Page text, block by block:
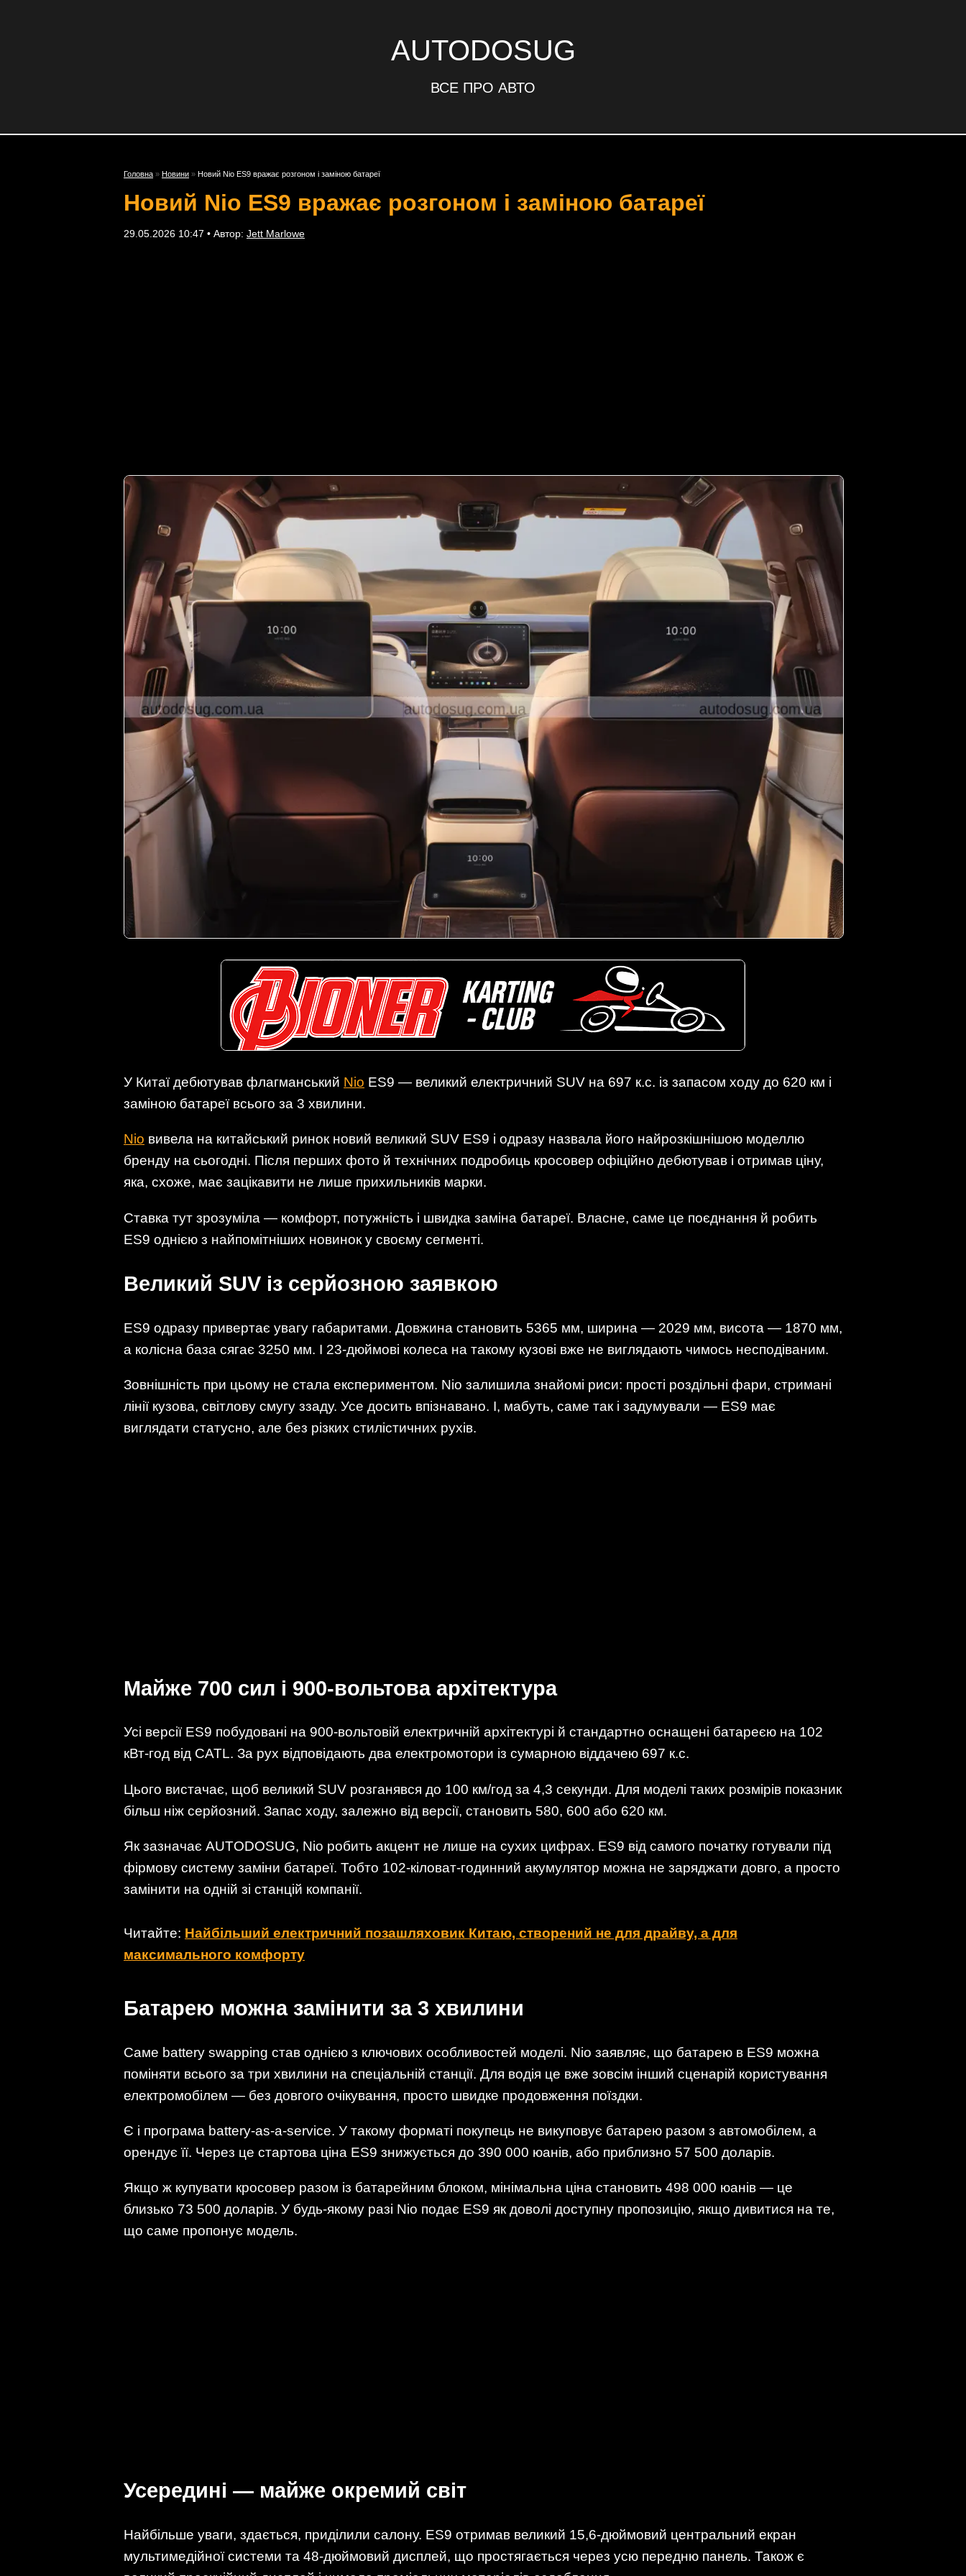
AUTODOSUG
ВСЕ ПРО АВТО
Головна » Новини » Новий Nio ES9 вражає розгоном і заміною батареї
Новий Nio ES9 вражає розгоном і заміною батареї
29.05.2026 10:47 • Автор: Jett Marlowe
У Китаї дебютував флагманський Nio ES9 — великий електричний SUV на 697 к.с. із запасом ходу до 620 км і
заміною батареї всього за 3 хвилини.
Nio вивела на китайський ринок новий великий SUV ES9 і одразу назвала його найрозкішнішою моделлю
бренду на сьогодні. Після перших фото й технічних подробиць кросовер офіційно дебютував і отримав ціну,
яка, схоже, має зацікавити не лише прихильників марки.
Ставка тут зрозуміла — комфорт, потужність і швидка заміна батареї. Власне, саме це поєднання й робить
ES9 однією з найпомітніших новинок у своєму сегменті.
Великий SUV із серйозною заявкою
ES9 одразу привертає увагу габаритами. Довжина становить 5365 мм, ширина — 2029 мм, висота — 1870 мм,
а колісна база сягає 3250 мм. І 23-дюймові колеса на такому кузові вже не виглядають чимось несподіваним.
Зовнішність при цьому не стала експериментом. Nio залишила знайомі риси: прості роздільні фари, стримані
лінії кузова, світлову смугу ззаду. Усе досить впізнавано. І, мабуть, саме так і задумували — ES9 має
виглядати статусно, але без різких стилістичних рухів.
Майже 700 сил і 900-вольтова архітектура
Усі версії ES9 побудовані на 900-вольтовій електричній архітектурі й стандартно оснащені батареєю на 102
кВт-год від CATL. За рух відповідають два електромотори із сумарною віддачею 697 к.с.
Цього вистачає, щоб великий SUV розганявся до 100 км/год за 4,3 секунди. Для моделі таких розмірів показник
більш ніж серйозний. Запас ходу, залежно від версії, становить 580, 600 або 620 км.
Як зазначає AUTODOSUG, Nio робить акцент не лише на сухих цифрах. ES9 від самого початку готували під
фірмову систему заміни батареї. Тобто 102-кіловат-годинний акумулятор можна не заряджати довго, а просто
замінити на одній зі станцій компанії.
Читайте: Найбільший електричний позашляховик Китаю, створений не для драйву, а для
максимального комфорту
Батарею можна замінити за 3 хвилини
Саме battery swapping став однією з ключових особливостей моделі. Nio заявляє, що батарею в ES9 можна
поміняти всього за три хвилини на спеціальній станції. Для водія це вже зовсім інший сценарій користування
електромобілем — без довгого очікування, просто швидке продовження поїздки.
Є і програма battery-as-a-service. У такому форматі покупець не викуповує батарею разом з автомобілем, а
орендує її. Через це стартова ціна ES9 знижується до 390 000 юанів, або приблизно 57 500 доларів.
Якщо ж купувати кросовер разом із батарейним блоком, мінімальна ціна становить 498 000 юанів — це
близько 73 500 доларів. У будь-якому разі Nio подає ES9 як доволі доступну пропозицію, якщо дивитися на те,
що саме пропонує модель.
Усередині — майже окремий світ
Найбільше уваги, здається, приділили салону. ES9 отримав великий 15,6-дюймовий центральний екран
мультимедійної системи та 48-дюймовий дисплей, що простягається через усю передню панель. Також є